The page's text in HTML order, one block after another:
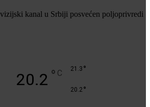
kanal u Srbiji posvećen poljoprivredi
20.2 ° C 21.3 °
20.2 °